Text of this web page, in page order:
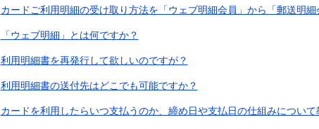
カードご利用明細の受け取り方法を「ウェブ明細会員」から「郵送明細
「ウェブ明細」とは何ですか？
利用明細書を再発行して欲しいのですが？
利用明細書の送付先はどこでも可能ですか？
カードを利用したらいつ支払うのか、締め日や支払日の仕組みについて